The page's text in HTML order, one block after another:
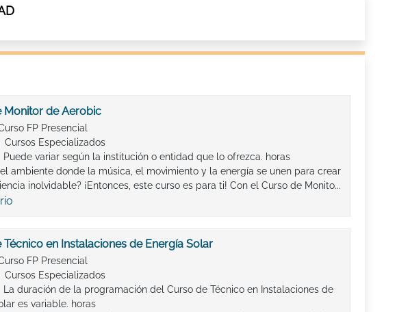
Monitor de Aerobic
FP Presencial
Cursos Especializados
Puede variar según la institución o entidad que lo ofrezca. horas
ambiente donde la música, el movimiento y la energía se unen para crear
inolvidable? ¡Entonces, este curso es para ti! Con el Curso de Monito...
Técnico en Instalaciones de Energía Solar
FP Presencial
Cursos Especializados
La duración de la programación del Curso de Técnico en Instalaciones de
es variable. horas